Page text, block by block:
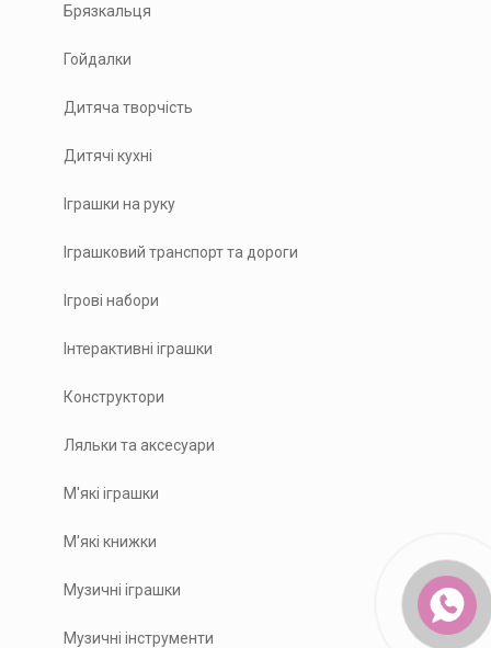
Брязкальця
Гойдалки
Дитяча творчість
Дитячі кухні
Іграшки на руку
Іграшковий транспорт та дороги
Ігрові набори
Інтерактивні іграшки
Конструктори
Ляльки та аксесуари
М'які іграшки
М'які книжки
Музичні іграшки
Музичні інструменти